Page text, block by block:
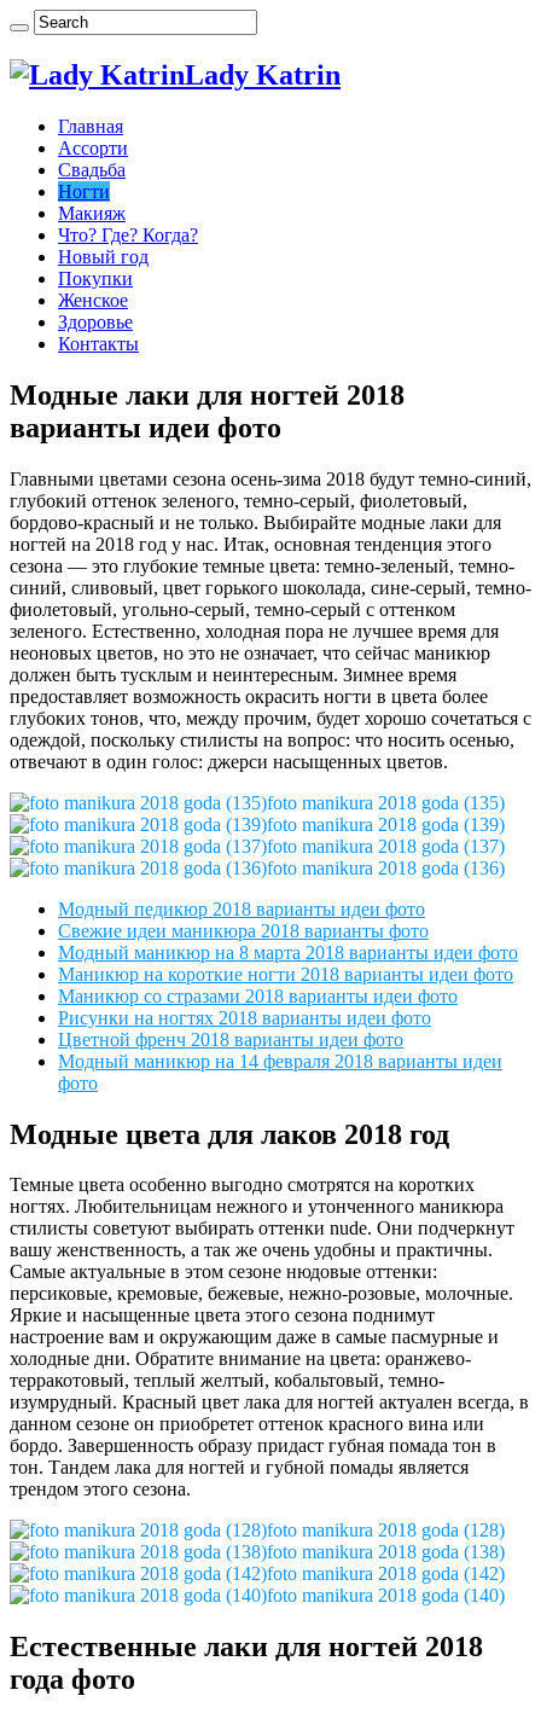
Lady Katrin
Главная
Ассорти
Свадьба
Ногти
Макияж
Что? Где? Когда?
Новый год
Покупки
Женское
Здоровье
Контакты
Модные лаки для ногтей 2018
варианты идеи фото
Главными цветами сезона осень-зима 2018 будут темно-синий,
глубокий оттенок зеленого, темно-серый, фиолетовый,
бордово-красный и не только. Выбирайте модные лаки для
ногтей на 2018 год у нас. Итак, основная тенденция этого
сезона — это глубокие темные цвета: темно-зеленый, темно-
синий, сливовый, цвет горького шоколада, сине-серый, темно-
фиолетовый, угольно-серый, темно-серый с оттенком
зеленого. Естественно, холодная пора не лучшее время для
неоновых цветов, но это не означает, что сейчас маникюр
должен быть тусклым и неинтересным. Зимнее время
предоставляет возможность окрасить ногти в цвета более
глубоких тонов, что, между прочим, будет хорошо сочетаться с
одеждой, поскольку стилисты на вопрос: что носить осенью,
отвечают в один голос: джерси насыщенных цветов.
foto manikura 2018 goda (135)
foto manikura 2018 goda (139)
foto manikura 2018 goda (137)
foto manikura 2018 goda (136)
Модный педикюр 2018 варианты идеи фото
Свежие идеи маникюра 2018 варианты фото
Модный маникюр на 8 марта 2018 варианты идеи фото
Маникюр на короткие ногти 2018 варианты идеи фото
Маникюр со стразами 2018 варианты идеи фото
Рисунки на ногтях 2018 варианты идеи фото
Цветной френч 2018 варианты идеи фото
Модный маникюр на 14 февраля 2018 варианты идеи
фото
Модные цвета для лаков 2018 год
Темные цвета особенно выгодно смотрятся на коротких
ногтях. Любительницам нежного и утонченного маникюра
стилисты советуют выбирать оттенки nude. Они подчеркнут
вашу женственность, а так же очень удобны и практичны.
Самые актуальные в этом сезоне нюдовые оттенки:
персиковые, кремовые, бежевые, нежно-розовые, молочные.
Яркие и насыщенные цвета этого сезона поднимут
настроение вам и окружающим даже в самые пасмурные и
холодные дни. Обратите внимание на цвета: оранжево-
терракотовый, теплый желтый, кобальтовый, темно-
изумрудный. Красный цвет лака для ногтей актуален всегда, в
данном сезоне он приобретет оттенок красного вина или
бордо. Завершенность образу придаст губная помада тон в
тон. Тандем лака для ногтей и губной помады является
трендом этого сезона.
foto manikura 2018 goda (128)
foto manikura 2018 goda (138)
foto manikura 2018 goda (142)
foto manikura 2018 goda (140)
Естественные лаки для ногтей 2018
года фото